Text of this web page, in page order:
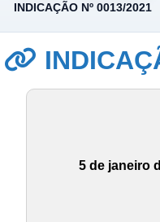
INDICAÇÃO Nº 0013/2021
5 de janeiro